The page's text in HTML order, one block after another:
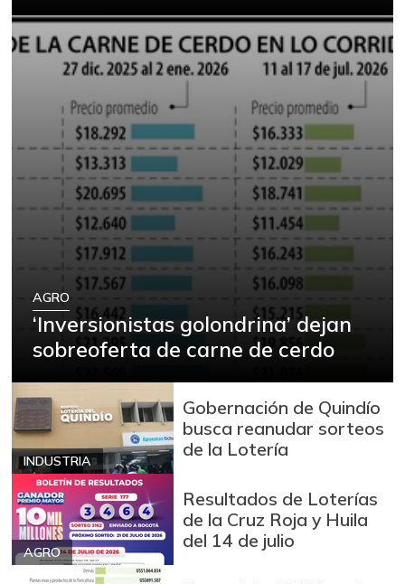
AGRO
‘Inversionistas golondrina’ dejan
sobreoferta de carne de cerdo
INDUSTRIA
Gobernación de Quindío
busca reanudar sorteos
de la Lotería
AGRO
Resultados de Loterías
de la Cruz Roja y Huila
del 14 de julio